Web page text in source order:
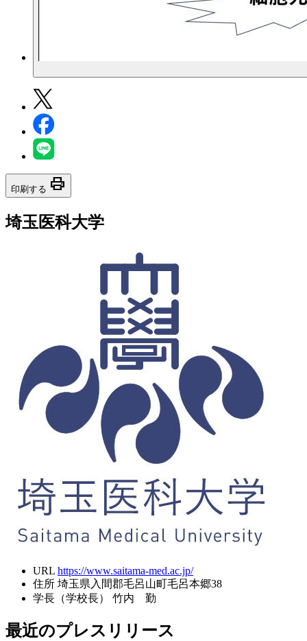
印刷する print
埼玉医科大学
URL https://www.saitama-med.ac.jp/
住所 埼玉県入間郡毛呂山町毛呂本郷38
学長（学校長）
竹内 勤
最近のプレスリリース